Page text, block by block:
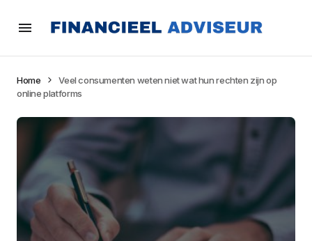
Home
Veel consumenten weten niet wat hun rechten zijn op
online platforms